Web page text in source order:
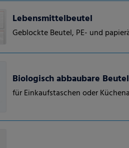
Lebensmittelbeutel
Geblockte Beutel, PE- und
Biologisch abbaubare Beutel
für Einkaufstaschen oder